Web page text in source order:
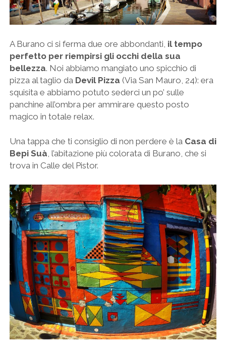
A Burano ci si ferma due ore abbondanti, il tempo
perfetto per riempirsi gli occhi della sua
bellezza. Noi abbiamo mangiato uno spicchio di
pizza al taglio da Devil Pizza (Via San Mauro, 24): era
squisita e abbiamo potuto sederci un po’ sulle
panchine all’ombra per ammirare questo posto
magico in totale relax.
Una tappa che ti consiglio di non perdere è laCasa di
Bepi Suà, l’abitazione più colorata di Burano, che si
trova in Calle del Pistor.